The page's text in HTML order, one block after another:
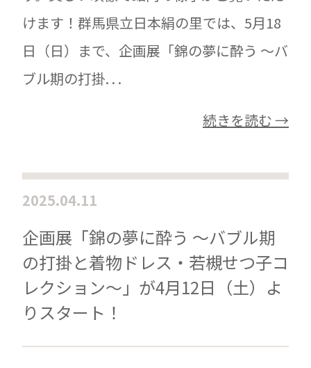
けます！群馬県立日本絹の里では、5月18
日（日）まで、企画展「錦の夢に酔う ～バ
ブル期の打掛. . .
続きを読む →
2025.04.11
企画展「錦の夢に酔う ～バブル期
の打掛と着物ドレス・若槻せつ子コ
レクション～」が4月12日（土）よ
りスタート！